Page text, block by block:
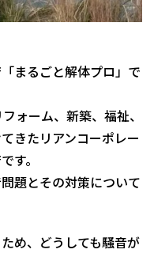
まるごと解体プロ」で
ォーム、新築、福祉、
きたリアンコーポレー
す。
題とその対策について
め、どうしても騒音が